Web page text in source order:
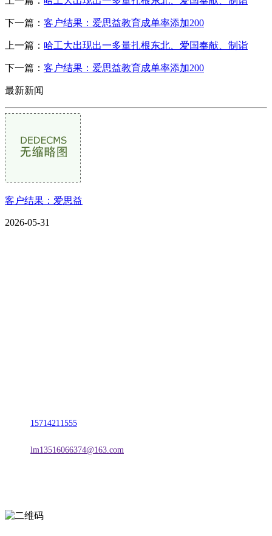
下一篇： 客户结果：爱思益教育成单率添加200
上一篇： 哈工大出现出一多量扎根东北、爱国奉献、制诣
下一篇： 客户结果：爱思益教育成单率添加200
最新新闻
客户结果：爱思益
2026-05-31
15714211555
lm13516066374@163.com